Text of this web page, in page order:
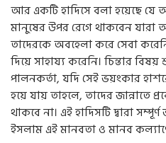
আর একটি হাদিসে বলা হয়েছে যে
মানুষের উপর রেগে থাকবেন যারা
তাদেরকে অবহেলা করে সেবা
দিয়ে সাহায্য করেনি। চিন্তার
পালনকর্তা, যদি সেই ভয়ংকার
হয়ে যায় তাহলে, তাদের জান্নাতে
থাকবে না। এই হাদিসটি দ্বারা
ইসলাম এই মানবতা ও মানব